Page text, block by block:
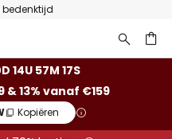
14U 57M 16S
& 13% vanaf €159
Kopiëren